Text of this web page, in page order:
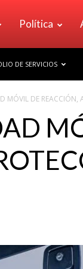
Política
DE SERVICIOS
MÓVIL DE